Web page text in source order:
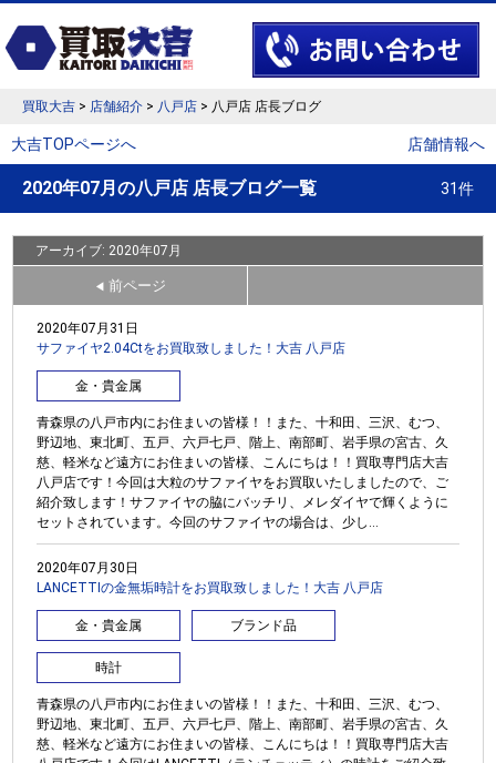
買取大吉 > 店舗紹介 > 八戸店 > 八戸店 店長ブログ
大吉TOPページへ 店舗情報へ
2020年07月の八戸店 店長ブログ一覧 31件
アーカイブ: 2020年07月
◀ 前ページ
2020年07月31日
サファイヤ2.04Ctをお買取致しました！大吉 八戸店
金・貴金属
青森県の八戸市内にお住まいの皆様！！また、十和田、三沢、むつ、
野辺地、東北町、五戸、六戸七戸、階上、南部町、岩手県の宮古、久
慈、軽米など遠方にお住まいの皆様、こんにちは！！買取専門店大吉
八戸店です！今回は大粒のサファイヤをお買取いたしましたので、ご
紹介致します！サファイヤの脇にバッチリ、メレダイヤで輝くように
セットされています。今回のサファイヤの場合は、少し...
2020年07月30日
LANCETTIの金無垢時計をお買取致しました！大吉 八戸店
金・貴金属 ブランド品
時計
青森県の八戸市内にお住まいの皆様！！また、十和田、三沢、むつ、
野辺地、東北町、五戸、六戸七戸、階上、南部町、岩手県の宮古、久
慈、軽米など遠方にお住まいの皆様、こんにちは！！買取専門店大吉